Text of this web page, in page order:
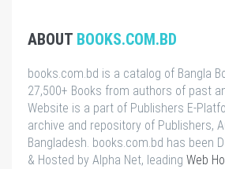
ABOUT BOOKS.COM.BD
books.com.bd is a catalog of Bangla
27,500+ Books from authors of past
Website is a part of Publishers E-
archive and repository of Publishers,
Bangladesh. books.com.bd has been
& Hosted by Alpha Net, leading Web